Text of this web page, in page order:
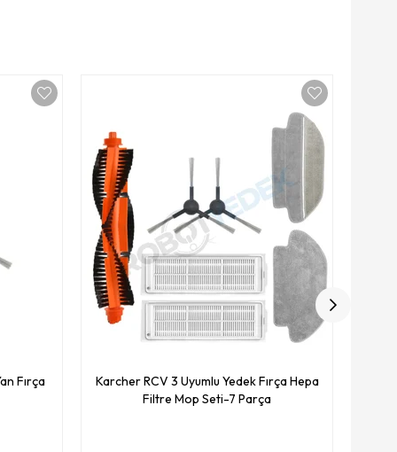
Fırça
Karcher RCV 3 Uyumlu Yedek Fırça Hepa
Filtre Mop Seti-7 Parça